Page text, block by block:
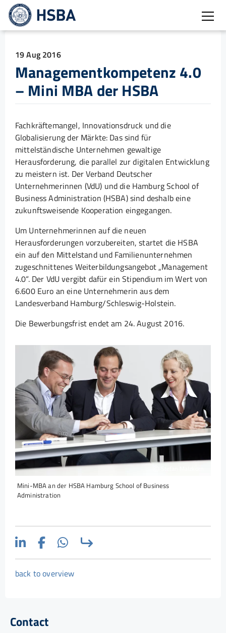
19 Aug 2016
Managementkompetenz 4.0
– Mini MBA der HSBA
Fachkräftemangel, Innovationsdruck und die
Globalisierung der Märkte: Das sind für
mittelständische Unternehmen gewaltige
Herausforderung, die parallel zur digitalen Entwicklung
zu meistern ist. Der Verband Deutscher
Unternehmerinnen (VdU) und die Hamburg School of
Business Administration (HSBA) sind deshalb eine
zukunftsweisende Kooperation eingegangen.
Um Unternehmerinnen auf die neuen
Herausforderungen vorzubereiten, startet die HSBA
ein auf den Mittelstand und Familienunternehmen
zugeschnittenes Weiterbildungsangebot „Management
4.0“. Der VdU vergibt dafür ein Stipendium im Wert von
6.600 Euro an eine Unternehmerin aus dem
Landesverband Hamburg/Schleswig-Holstein.
Die Bewerbungsfrist endet am 24. August 2016.
Mini-MBA an der HSBA Hamburg School of Business
Administration
back to overview
Contact